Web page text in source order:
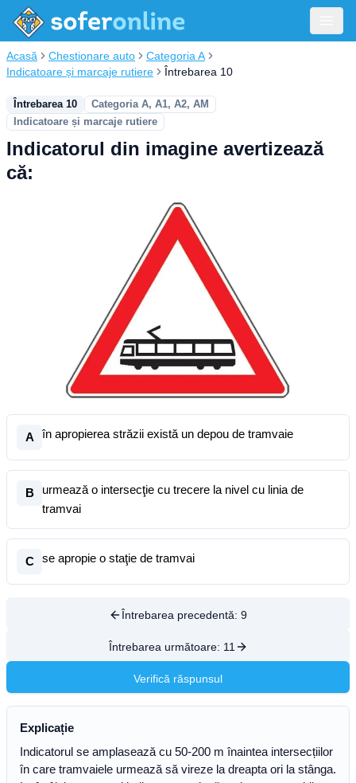
Acasă Chestionare auto
Categoria A
Indicatoare și marcaje rutiere
Întrebarea 10
Întrebarea 10
Categoria A, A1, A2, AM
Indicatoare și marcaje rutiere
Indicatorul din imagine avertizează
că:
A în apropierea străzii există un depou de tramvaie
B
urmează o intersecţie cu trecere la nivel cu linia de
tramvai
C se apropie o staţie de tramvai
Întrebarea precedentă: 9
Întrebarea următoare: 11
Verifică răspunsul
Explicație
Indicatorul se amplasează cu 50-200 m înaintea intersecțiilor
în care tramvaiele urmează să vireze la dreapta ori la stânga.